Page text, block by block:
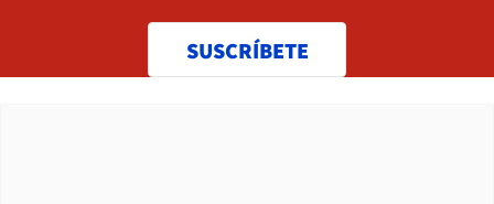
SUSCRÍBETE